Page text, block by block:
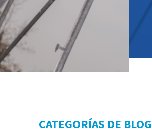
CATEGORÍAS DE BLOG